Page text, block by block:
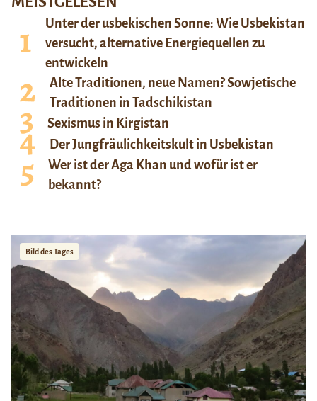
Unter der usbekischen Sonne: Wie Usbekistan
versucht, alternative Energiequellen zu
entwickeln
Alte Traditionen, neue Namen? Sowjetische
Traditionen in Tadschikistan
Sexismus in Kirgistan
Der Jungfräulichkeitskult in Usbekistan
Wer ist der Aga Khan und wofür ist er
bekannt?
Bild des Tages